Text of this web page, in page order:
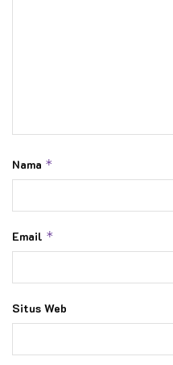
Nama *
Email *
Situs Web